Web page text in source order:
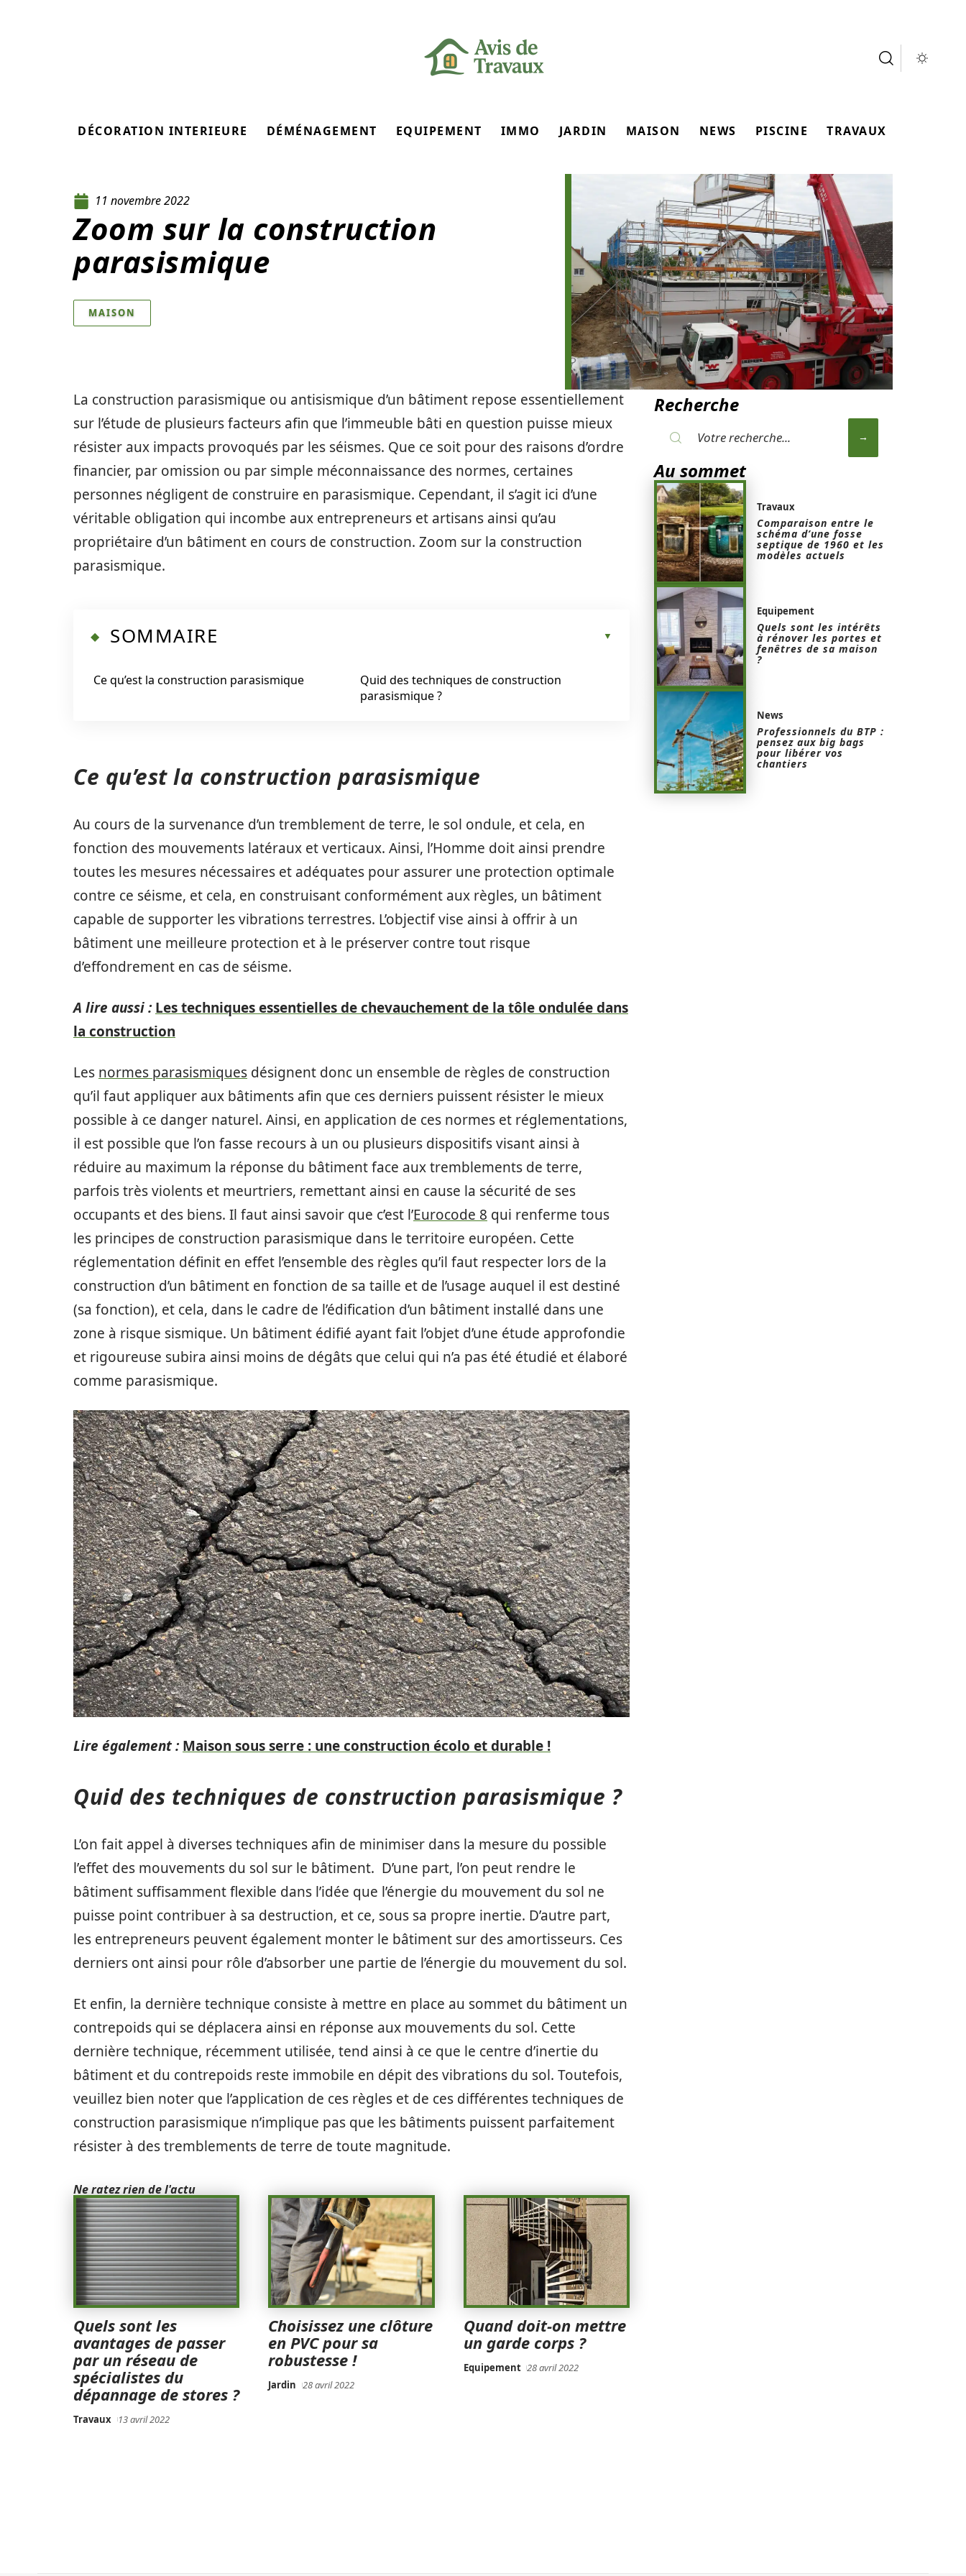
DÉCORATION INTERIEURE DÉMÉNAGEMENT EQUIPEMENT IMMO JARDIN MAISON NEWS PISCINE TRAVAUX
11 novembre 2022
Zoom sur la construction
parasismique
MAISON
La construction parasismique ou antisismique d’un bâtiment repose essentiellement
sur l’étude de plusieurs facteurs afin que l’immeuble bâti en question puisse mieux
résister aux impacts provoqués par les séismes. Que ce soit pour des raisons d’ordre
financier, par omission ou par simple méconnaissance des normes, certaines
personnes négligent de construire en parasismique. Cependant, il s’agit ici d’une
véritable obligation qui incombe aux entrepreneurs et artisans ainsi qu’au
propriétaire d’un bâtiment en cours de construction. Zoom sur la construction
parasismique.
SOMMAIRE
Ce qu’est la construction parasismique
Quid des techniques de construction
parasismique ?
Ce qu’est la construction parasismique
Au cours de la survenance d’un tremblement de terre, le sol ondule, et cela, en
fonction des mouvements latéraux et verticaux. Ainsi, l’Homme doit ainsi prendre
toutes les mesures nécessaires et adéquates pour assurer une protection optimale
contre ce séisme, et cela, en construisant conformément aux règles, un bâtiment
capable de supporter les vibrations terrestres. L’objectif vise ainsi à offrir à un
bâtiment une meilleure protection et à le préserver contre tout risque
d’effondrement en cas de séisme.
A lire aussi : Les techniques essentielles de chevauchement de la tôle ondulée dans
la construction
Les normes parasismiques désignent donc un ensemble de règles de construction
qu’il faut appliquer aux bâtiments afin que ces derniers puissent résister le mieux
possible à ce danger naturel. Ainsi, en application de ces normes et réglementations,
il est possible que l’on fasse recours à un ou plusieurs dispositifs visant ainsi à
réduire au maximum la réponse du bâtiment face aux tremblements de terre,
parfois très violents et meurtriers, remettant ainsi en cause la sécurité de ses
occupants et des biens. Il faut ainsi savoir que c’est l’Eurocode 8 qui renferme tous
les principes de construction parasismique dans le territoire européen. Cette
réglementation définit en effet l’ensemble des règles qu’il faut respecter lors de la
construction d’un bâtiment en fonction de sa taille et de l’usage auquel il est destiné
(sa fonction), et cela, dans le cadre de l’édification d’un bâtiment installé dans une
zone à risque sismique. Un bâtiment édifié ayant fait l’objet d’une étude approfondie
et rigoureuse subira ainsi moins de dégâts que celui qui n’a pas été étudié et élaboré
comme parasismique.
Lire également : Maison sous serre : une construction écolo et durable !
Quid des techniques de construction parasismique ?
L’on fait appel à diverses techniques afin de minimiser dans la mesure du possible
l’effet des mouvements du sol sur le bâtiment. D’une part, l’on peut rendre le
bâtiment suffisamment flexible dans l’idée que l’énergie du mouvement du sol ne
puisse point contribuer à sa destruction, et ce, sous sa propre inertie. D’autre part,
les entrepreneurs peuvent également monter le bâtiment sur des amortisseurs. Ces
derniers ont ainsi pour rôle d’absorber une partie de l’énergie du mouvement du sol.
Et enfin, la dernière technique consiste à mettre en place au sommet du bâtiment un
contrepoids qui se déplacera ainsi en réponse aux mouvements du sol. Cette
dernière technique, récemment utilisée, tend ainsi à ce que le centre d’inertie du
bâtiment et du contrepoids reste immobile en dépit des vibrations du sol. Toutefois,
veuillez bien noter que l’application de ces règles et de ces différentes techniques de
construction parasismique n’implique pas que les bâtiments puissent parfaitement
résister à des tremblements de terre de toute magnitude.
Ne ratez rien de l'actu
Quels sont les
avantages de passer
par un réseau de
spécialistes du
dépannage de stores ?
Travaux 13 avril 2022
Choisissez une clôture
en PVC pour sa
robustesse !
Jardin 28 avril 2022
Quand doit-on mettre
un garde corps ?
Equipement 28 avril 2022
Recherche
Au sommet
Travaux
Comparaison entre le
schéma d’une fosse
septique de 1960 et les
modèles actuels
Equipement
Quels sont les intérêts
à rénover les portes et
fenêtres de sa maison
?
News
Professionnels du BTP :
pensez aux big bags
pour libérer vos
chantiers